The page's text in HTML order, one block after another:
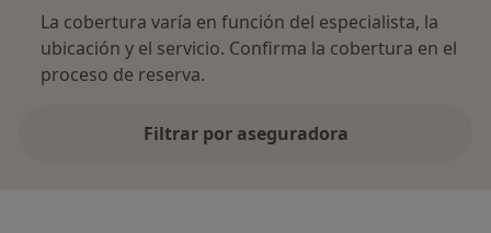
La cobertura varía en función del especialista, la
ubicación y el servicio. Confirma la cobertura en el
proceso de reserva.
Filtrar por aseguradora